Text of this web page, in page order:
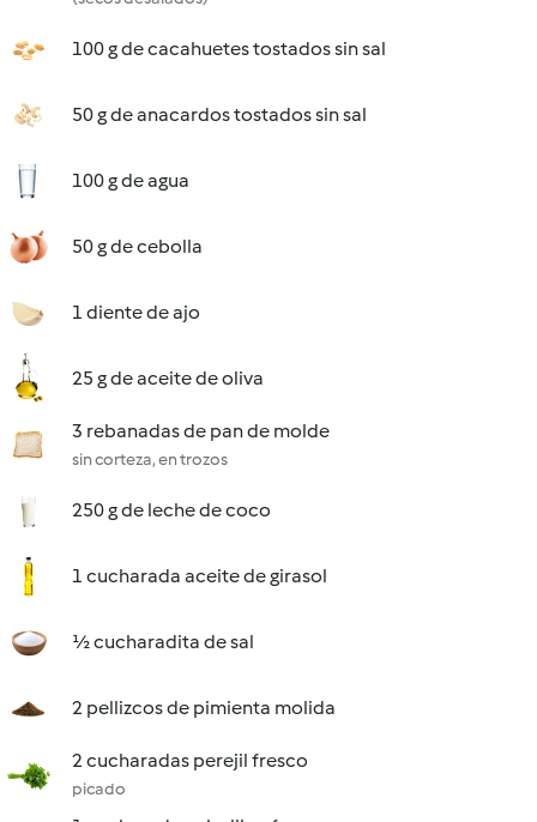
100 g de cacahuetes tostados sin sal
50 g de anacardos tostados sin sal
100 g de agua
50 g de cebolla
1 diente de ajo
25 g de aceite de oliva
3 rebanadas de pan de molde
sin corteza, en trozos
250 g de leche de coco
1 cucharada aceite de girasol
½ cucharadita de sal
2 pellizcos de pimienta molida
2 cucharadas perejil fresco
picado